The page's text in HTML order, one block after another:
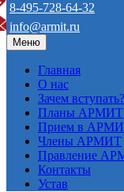
8-495-728-64-32
info@armit.ru
Меню
Главная
О нас
Зачем вступать?
Планы АРМИТ
Прием в
Члены АРМИТ
Правление
Контакты
Устав